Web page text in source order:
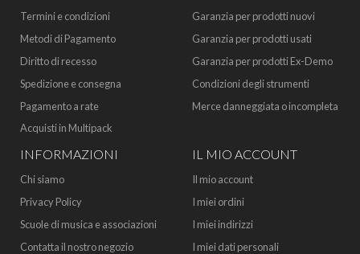
Termini e condizioni
Metodi di Pagamento
Diritto di recesso
Spedizione e consegna
Pagamento a rate
Acquisti in Multipack
Garanzia per prodotti nuovi
Garanzia per prodotti usati
Garanzia per prodotti Ex-Demo
Condizioni degli strumenti
Merce danneggiata o incompleta
INFORMAZIONI
Chi siamo
Privacy Policy
Scuole di musica e associazioni
Contatta il nostro negozio
IL MIO ACCOUNT
Il mio account
I miei ordini
I miei indirizzi
I miei dati personali